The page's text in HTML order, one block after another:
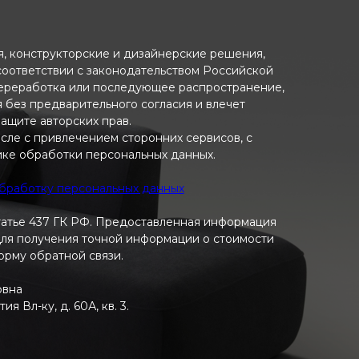
конструкторские и дизайнерские решения,
с законодательством Российской
или последующее распространение,
предварительного согласия и влечет
авторских прав.
с привлечением сторонних сервисов, с
обработки персональных данных.
персональных данных
437 ГК РФ. Предоставленная информация
получения точной информации о стоимости
обратной связи.
Вл-ку, д. 60А, кв. 3.